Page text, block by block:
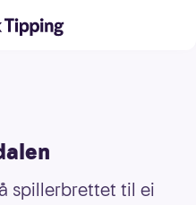
spillerbrettet til ei